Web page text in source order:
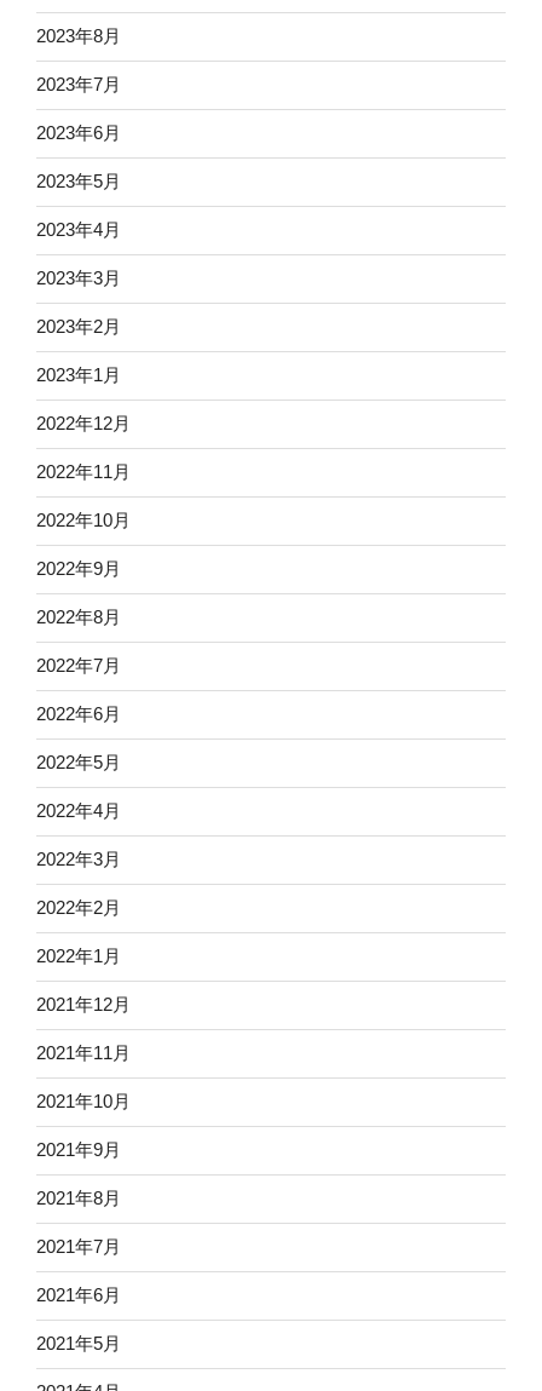
2023年8月
2023年7月
2023年6月
2023年5月
2023年4月
2023年3月
2023年2月
2023年1月
2022年12月
2022年11月
2022年10月
2022年9月
2022年8月
2022年7月
2022年6月
2022年5月
2022年4月
2022年3月
2022年2月
2022年1月
2021年12月
2021年11月
2021年10月
2021年9月
2021年8月
2021年7月
2021年6月
2021年5月